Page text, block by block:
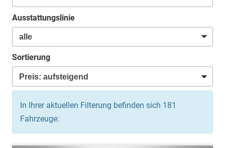
Ausstattungslinie
Sortierung
In Ihrer aktuellen Filterung befinden sich 181
Fahrzeuge: